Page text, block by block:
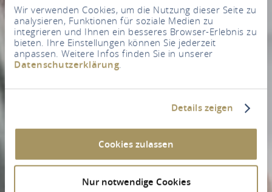
Wir verwenden Cookies, um die Nutzung dieser Seite zu
analysieren, Funktionen für soziale Medien zu
integrieren und Ihnen ein besseres Browser-Erlebnis zu
bieten. Ihre Einstellungen können Sie jederzeit
anpassen. Weitere Infos finden Sie in unserer
Datenschutzerklärung.
Details zeigen
Cookies zulassen
Nur notwendige Cookies